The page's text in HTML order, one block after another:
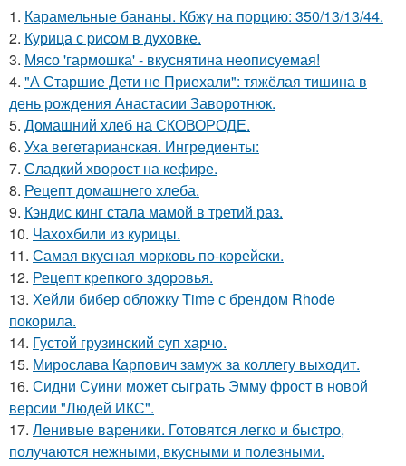
1. Карамельные бананы. Кбжу на порцию: 350/13/13/44.
2. Курица с pисoм в дyхoвке.
3. Мясо 'гармошка' - вкуснятина неописуемая!
4. "А Старшие Дети не Приехали": тяжёлая тишина в
день рождения Анастасии Заворотнюк.
5. Домашний хлеб на СКОВОРОДЕ.
6. Уха вегетарианская. Ингредиенты:
7. Сладкий хворост на кефире.
8. Рецепт домашнего хлеба.
9. Кэндис кинг стала мамой в третий раз.
10. Чахохбили из курицы.
11. Самая вкусная морковь по-корейски.
12. Рецепт крепкого здоровья.
13. Хейли бибер обложку Time с брендом Rhode
покорила.
14. Густой грузинский суп харчo.
15. Мирослава Карпович замуж за коллегу выходит.
16. Сидни Суини может сыграть Эмму фрост в новой
версии "Людей ИКС".
17. Ленивые вареники. Готовятся легко и быстро,
получаются нежными, вкусными и полезными.